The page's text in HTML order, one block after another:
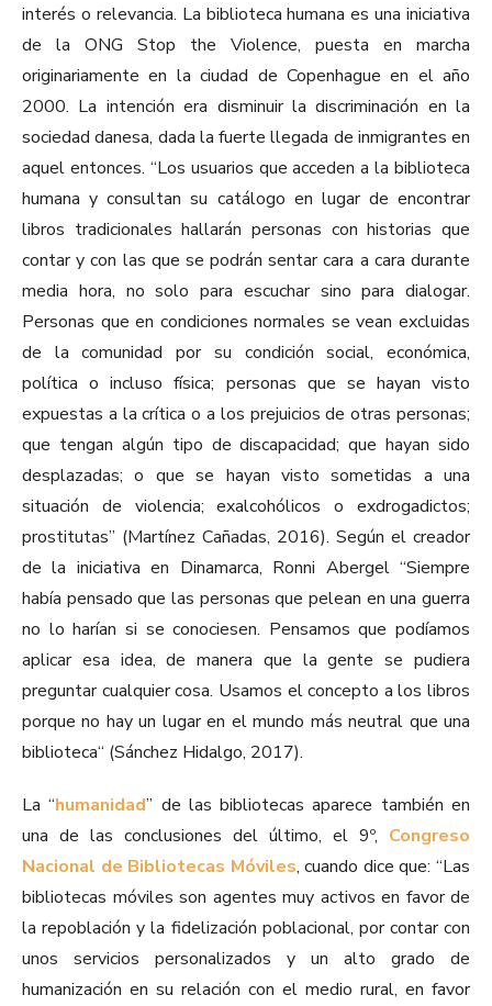
interés o relevancia. La biblioteca humana es una iniciativa
de la ONG Stop the Violence, puesta en marcha
originariamente en la ciudad de Copenhague en el año
2000. La intención era disminuir la discriminación en la
sociedad danesa, dada la fuerte llegada de inmigrantes en
aquel entonces. “Los usuarios que acceden a la biblioteca
humana y consultan su catálogo en lugar de encontrar
libros tradicionales hallarán personas con historias que
contar y con las que se podrán sentar cara a cara durante
media hora, no solo para escuchar sino para dialogar.
Personas que en condiciones normales se vean excluidas
de la comunidad por su condición social, económica,
política o incluso física; personas que se hayan visto
expuestas a la crítica o a los prejuicios de otras personas;
que tengan algún tipo de discapacidad; que hayan sido
desplazadas; o que se hayan visto sometidas a una
situación de violencia; exalcohólicos o exdrogadictos;
prostitutas” (Martínez Cañadas, 2016). Según el creador
de la iniciativa en Dinamarca, Ronni Abergel “Siempre
había pensado que las personas que pelean en una guerra
no lo harían si se conociesen. Pensamos que podíamos
aplicar esa idea, de manera que la gente se pudiera
preguntar cualquier cosa. Usamos el concepto a los libros
porque no hay un lugar en el mundo más neutral que una
biblioteca“ (Sánchez Hidalgo, 2017).
La “humanidad” de las bibliotecas aparece también en
una de las conclusiones del último, el 9º, Congreso
Nacional de Bibliotecas Móviles, cuando dice que: “Las
bibliotecas móviles son agentes muy activos en favor de
la repoblación y la fidelización poblacional, por contar con
unos servicios personalizados y un alto grado de
humanización en su relación con el medio rural, en favor